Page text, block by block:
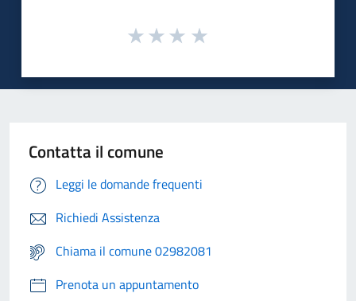
Contatta il comune
Leggi le domande frequenti
Richiedi Assistenza
Chiama il comune 02982081
Prenota un appuntamento